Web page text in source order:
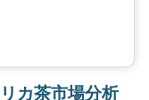
カ茶市場分析